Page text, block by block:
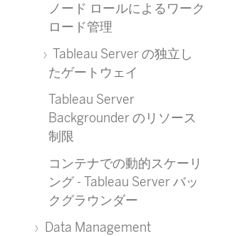
ノード ロールによるワーク
ロード管理
Tableau Server の独立し
たゲートウェイ
Tableau Server
Backgrounder のリソース
制限
コンテナでの動的スケーリ
ング - Tableau Server バッ
クグラウンダー
Data Management